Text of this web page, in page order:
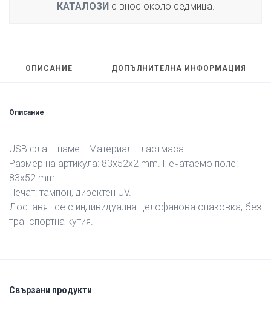
КАТАЛОЗИс внос около седмица.
ОПИСАНИЕ ДОПЪЛНИТЕЛНА ИНФОРМАЦИЯ
Описание
USB флаш памет. Материал: пластмаса.
Размер на артикула: 83х52х2 mm. Печатаемо поле:
83х52 mm.
Печат: тампон, директен UV.
Доставят се с индивидуална целофанова опаковка, без
транспортна кутия.
Свързани продукти